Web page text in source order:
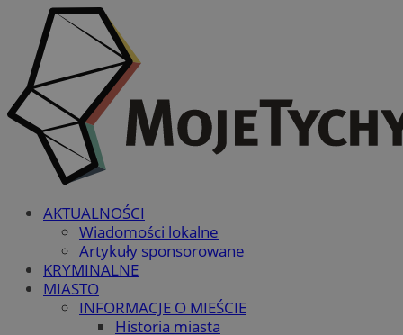
AKTUALNOŚCI
Wiadomości lokalne
Artykuły sponsorowane
KRYMINALNE
MIASTO
INFORMACJE O MIEŚCIE
Historia miasta